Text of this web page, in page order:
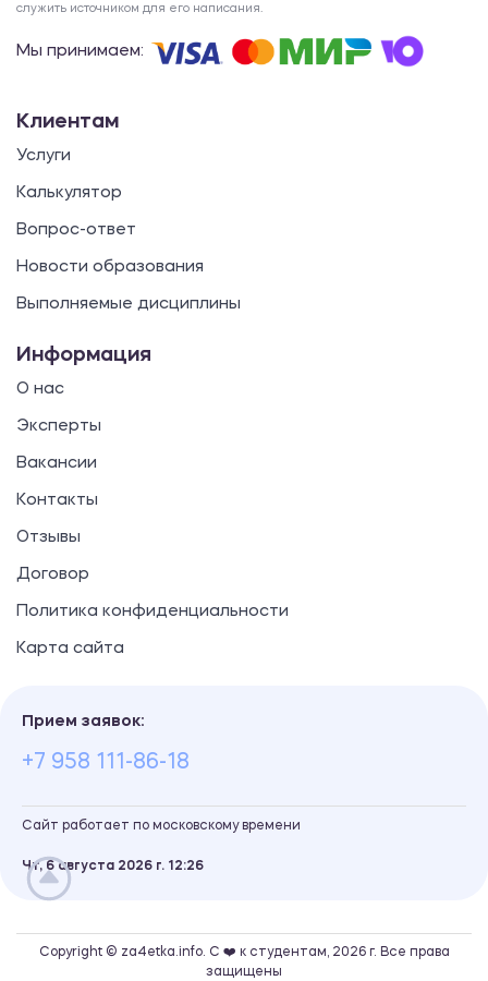
служить источником для его написания.
Мы принимаем:
Клиентам
Услуги
Калькулятор
Вопрос-ответ
Новости образования
Выполняемые дисциплины
Информация
О нас
Эксперты
Вакансии
Контакты
Отзывы
Договор
Политика конфиденциальности
Карта сайта
Прием заявок:
+7 958 111-86-18
Сайт работает по московскому времени
Чт, 6 августа 2026 г. 12:26
Copyright © za4etka.info. С ❤️ к студентам, 2026 г. Все права
защищены